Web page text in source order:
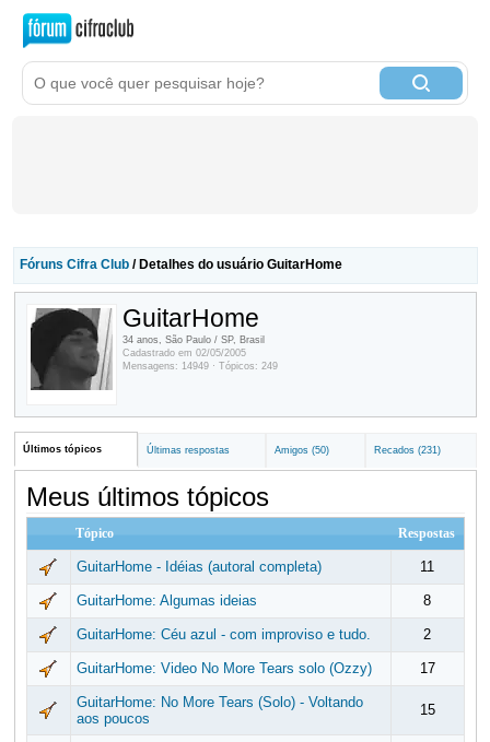
Fóruns Cifra Club/ Detalhes do usuário GuitarHome
GuitarHome
34 anos, São Paulo / SP, Brasil
Cadastrado em 02/05/2005
Mensagens: 14949 · Tópicos: 249
Últimos tópicos Últimas respostas Amigos (50) Recados (231)
Meus últimos tópicos
Tópico Respostas
GuitarHome - Idéias (autoral completa) 11
GuitarHome: Algumas ideias 8
GuitarHome: Céu azul - com improviso e tudo. 2
GuitarHome: Video No More Tears solo (Ozzy) 17
GuitarHome: No More Tears (Solo) - Voltando
aos poucos
15